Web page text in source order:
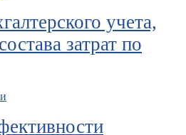
учета,
затрат по